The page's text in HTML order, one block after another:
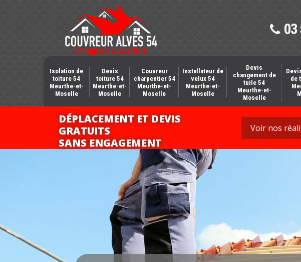
03
Isolation de
toiture 54
Meurthe-et-
Moselle
Devis
toiture 54
Meurthe-et-
Moselle
Couvreur
charpentier 54
Meurthe-et-
Moselle
Installateur de
velux 54
Meurthe-et-
Moselle
Devis
changement de
tuile 54
Meurthe-et-
Moselle
de
DÉPLACEMENT ET DEVIS
GRATUITS
SANS ENGAGEMENT
Voir nos